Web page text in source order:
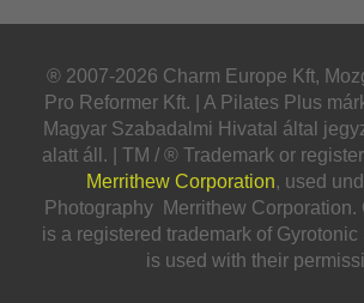
® 2007-2026 Charm Europe Kft,
Pro Reformer Kft. | A Pilates Plus
Magyar Szabadalmi Hivatal által
alatt áll. | TM / ® Trademark or
Merrithew Corporation, used
Photography Merrithew
is a registered trademark of Gyrotonic
is used with their